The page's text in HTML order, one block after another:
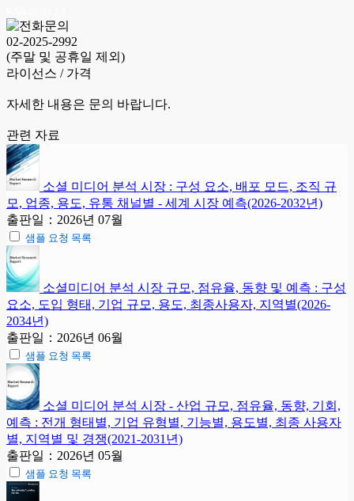
02-2025-2992
(주말 및 공휴일 제외)
라이선스 / 가격
자세한 내용은 문의 바랍니다.
관련 자료
소셜 미디어 분석 시장 : 구성 요소, 배포 모드, 조직 규
모, 업종, 용도, 유통 채널별 - 세계 시장 예측(2026-2032년)
출판일：2026년 07월
샘플 요청 목록
소셜미디어 분석 시장 규모, 점유율, 동향 및 예측 : 구성
요소, 도입 형태, 기업 규모, 용도, 최종사용자, 지역별(2026-
2034년)
출판일：2026년 06월
샘플 요청 목록
소셜 미디어 분석 시장 - 산업 규모, 점유율, 동향, 기회,
예측 : 전개 형태별, 기업 유형별, 기능별, 용도별, 최종 사용자
별, 지역별 및 경쟁(2021-2031년)
출판일：2026년 05월
샘플 요청 목록